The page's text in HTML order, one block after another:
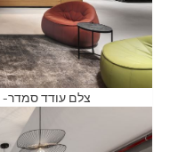
צלם עודד סמדר-